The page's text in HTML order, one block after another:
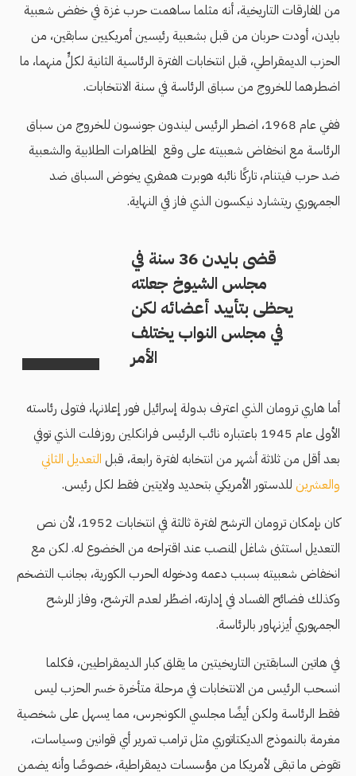
من المفارقات التاريخية، أنه مثلما ساهمت حرب غزة في خفض شعبية
بايدن، أودت حربان من قبل بشعبية رئيسين أمريكيين سابقين، من
الحزب الديمقراطي، قبل انتخابات الفترة الرئاسية الثانية لكلٍّ منهما، ما
اضطرهما للخروج من سباق الرئاسة في سنة الانتخابات.
ففي عام 1968، اضطر الرئيس ليندون جونسون للخروج من سباق
الرئاسة مع انخفاض شعبيته على وقع المظاهرات الطلابية والشعبية
ضد حرب فيتنام، تاركًا نائبه هوبرت همفري يخوض السباق ضد
الجمهوري ريتشارد نيكسون الذي فاز في النهاية.
قضى بايدن 36 سنة في
مجلس الشيوخ جعلته
يحظى بتأييد أعضائه لكن
في مجلس النواب يختلف
الأمر
أما هاري ترومان الذي اعترف بدولة إسرائيل فور إعلانها، فتولى رئاسته
الأولى عام 1945 باعتباره نائب الرئيس فرانكلين روزفلت الذي توفي
بعد أقل من ثلاثة أشهر من انتخابه لفترة رابعة، قبل التعديل الثاني
والعشرين للدستور الأمريكي بتحديد ولايتين فقط لكل رئيس.
كان بإمكان ترومان الترشح لفترة ثالثة في انتخابات 1952، لأن نص
التعديل استثنى شاغل المنصب عند اقتراحه من الخضوع له. لكن مع
انخفاض شعبيته بسبب دعمه ودخوله الحرب الكورية، بجانب التضخم
وكذلك فضائح الفساد في إدارته، اضطُر لعدم الترشح، وفاز المرشح
الجمهوري أيزنهاور بالرئاسة.
في هاتين السابقتين التاريخيتين ما يقلق كبار الديمقراطيين، فكلما
انسحب الرئيس من الانتخابات في مرحلة متأخرة خسر الحزب ليس
فقط الرئاسة ولكن أيضًا مجلسي الكونجرس، مما يسهل على شخصية
مغرمة بالنموذج الديكتاتوري مثل ترامب تمرير أي قوانين وسياسات،
تقوض ما تبقى لأمريكا من مؤسسات ديمقراطية، خصوصًا وأنه يضمن